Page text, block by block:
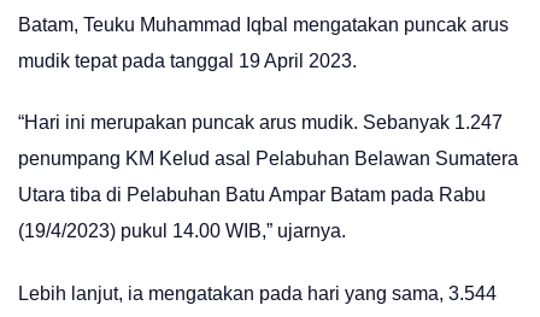
Batam, Teuku Muhammad Iqbal mengatakan puncak arus
mudik tepat pada tanggal 19 April 2023.
“Hari ini merupakan puncak arus mudik. Sebanyak 1.247
penumpang KM Kelud asal Pelabuhan Belawan Sumatera
Utara tiba di Pelabuhan Batu Ampar Batam pada Rabu
(19/4/2023) pukul 14.00 WIB,” ujarnya.
Lebih lanjut, ia mengatakan pada hari yang sama, 3.544